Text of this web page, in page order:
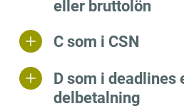
eller bruttolön
C som i CSN
D som i deadlines
delbetalning